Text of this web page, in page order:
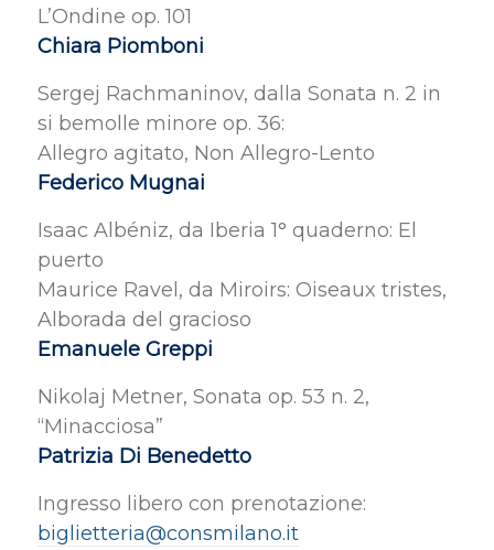
L’Ondine op. 101
Chiara Piomboni
Sergej Rachmaninov, dalla Sonata n. 2 in
si bemolle minore op. 36:
Allegro agitato, Non Allegro-Lento
Federico Mugnai
Isaac Albéniz, da Iberia 1° quaderno: El
puerto
Maurice Ravel, da Miroirs: Oiseaux tristes,
Alborada del gracioso
Emanuele Greppi
Nikolaj Metner, Sonata op. 53 n. 2,
“Minacciosa”
Patrizia Di Benedetto
Ingresso libero con prenotazione:
biglietteria@consmilano.it